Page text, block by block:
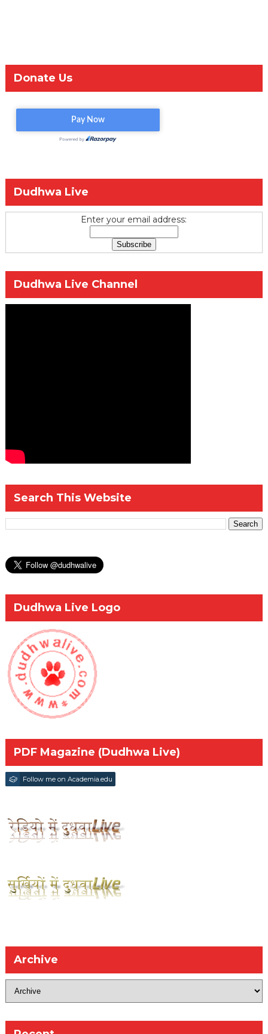
Donate Us
Dudhwa Live
Enter your email address:
Dudhwa Live Channel
Search This Website
Dudhwa Live Logo
PDF Magazine (Dudhwa Live)
Follow me on Academia.edu
Archive